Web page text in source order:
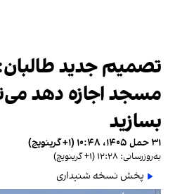
تصمیم جدید
مسجد اجازه دهد
بسازید
۳۱ حمل ۱۴۰۵، ۱۰:۴۸ (‎+۱ گرینویچ)
به‌روزرسانی: ۱۲:۲۸ (‎+۱ گرینویچ)
پخش نسخه شنیداری